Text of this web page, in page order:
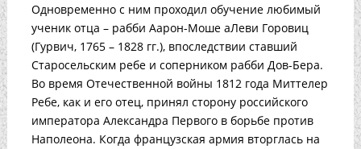
Одновременно с ним проходил обучение любимый
ученик отца – рабби Аарон-Моше аЛеви Горовиц
(Гурвич, 1765 – 1828 гг.), впоследствии ставший
Старосельским ребе и соперником рабби Дов-Бера.
Во время Отечественной войны 1812 года Миттелер
Ребе, как и его отец, принял сторону российского
императора Александра Первого в борьбе против
Наполеона. Когда французская армия вторглась на